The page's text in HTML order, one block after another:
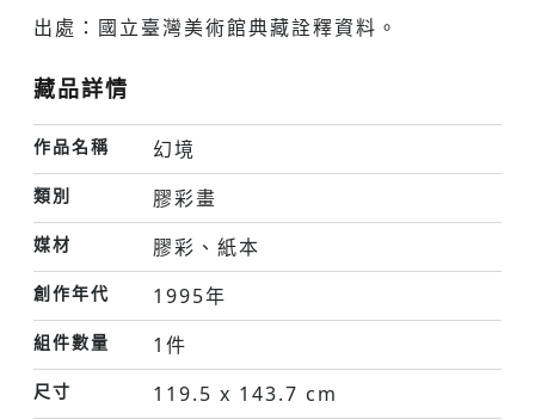
出處：國立臺灣美術館典藏詮釋資料。
藏品詳情
作品名稱 幻境
類別 膠彩畫
媒材 膠彩、紙本
創作年代 1995年
組件數量 1件
尺寸 119.5 x 143.7 cm